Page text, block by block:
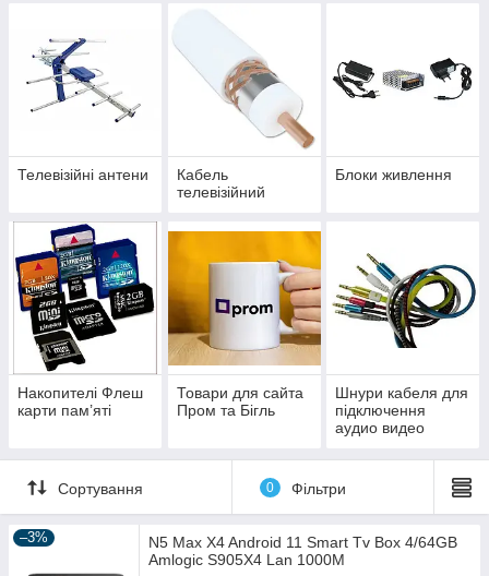
Телевізійні антени
Кабель
телевізійний
Блоки живлення
Накопителі Флеш
карти пам’яті
Товари для сайта
Пром та Бігль
Шнури кабеля для
підключення
аудио видео
Сортування 0 Фільтри
–3%
N5 Max X4 Android 11 Smart Tv Box 4/64GB
Amlogic S905X4 Lan 1000M